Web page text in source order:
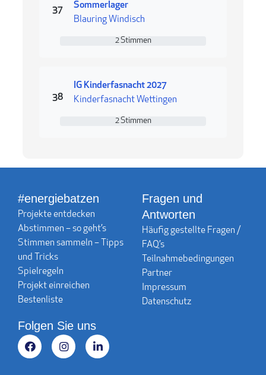
Rang 37
37
Sommerlager
Blauring Windisch
2 Stimmen
2 Stimmen
Rang 38
38
IG Kinderfasnacht 2027
Kinderfasnacht Wettingen
2 Stimmen
2 Stimmen
#energiebatzen
Projekte entdecken
Abstimmen – so geht’s
Stimmen sammeln – Tipps
und Tricks
Spielregeln
Projekt einreichen
Bestenliste
Fragen und
Antworten
Häufig gestellte Fragen /
FAQ’s
Teilnahmebedingungen
Partner
Impressum
Datenschutz
Folgen Sie uns